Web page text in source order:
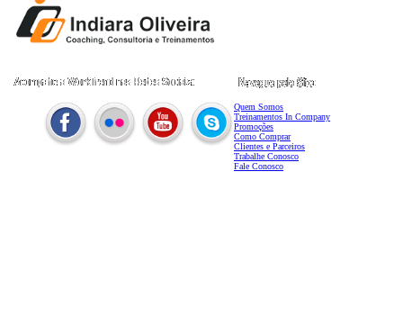
Quem Somos
Treinamentos In Company
Promoções
Como Comprar
Clientes e Parceiros
Trabalhe Conosco
Fale Conosco